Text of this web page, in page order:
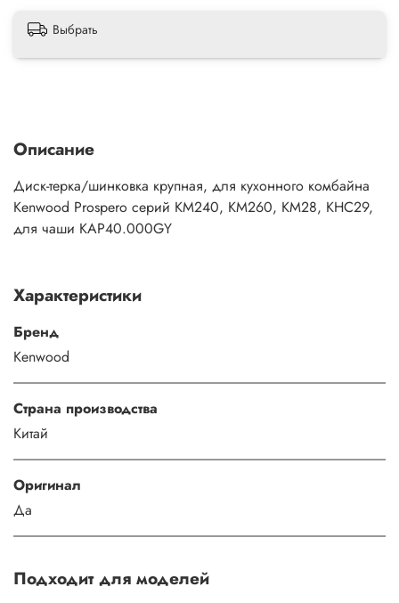
Выбрать
Описание
Диск-терка/шинковка крупная, для кухонного комбайна
Kenwood Prospero серий KM240, KM260, KM28, KHC29,
для чаши KAP40.000GY
Характеристики
Бренд
Kenwood
Страна производства
Китай
Оригинал
Да
Подходит для моделей